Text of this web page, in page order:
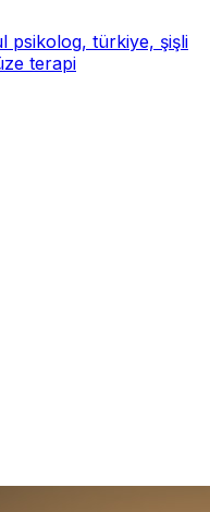
psikolog, türkiye, şişli
terapi